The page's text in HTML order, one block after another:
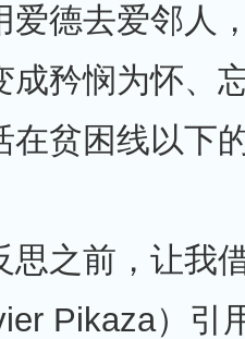
爱德去爱邻人
成矜悯为怀、
贫困线以下
思之前，让我
Pikaza）引